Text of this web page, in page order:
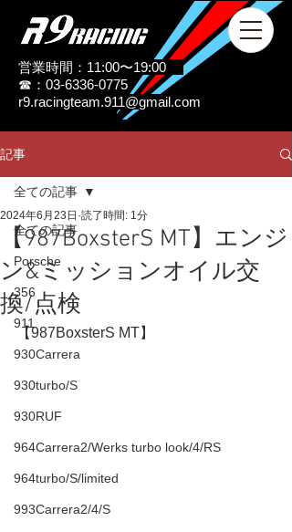
営業時間：11:00〜19:00
☎：03-6336-0775
r9.racingteam.911@gmail.com
記事
全ての記事
Porsche
356
911
930Carrera
930turbo/S
930RUF
964Carrera2/Werks turbo look/4/RS
964turbo/S/limited
993Carrera2/4/S
全ての記事
【987BoxsterS MT】エンジ
ン&ミッションオイル交
換/点検
2024年6月23日 読了時間: 1分
【987BoxsterS MT】